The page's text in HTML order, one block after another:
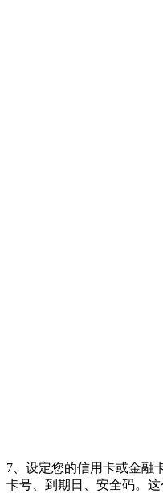
7、设定您的信用卡或金融
卡号、到期日、安全码。